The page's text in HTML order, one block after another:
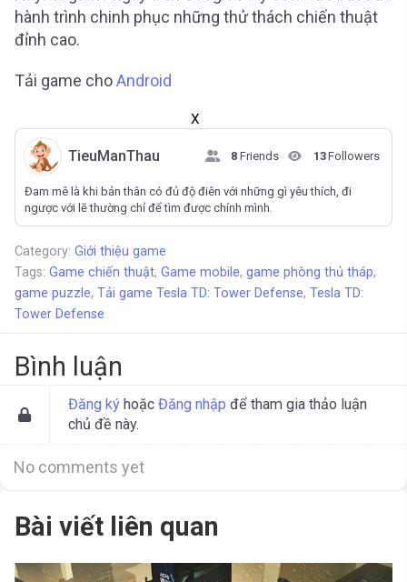
hành trình chinh phục những thử thách chiến thuật
đỉnh cao.
Tải game choAndroid
X
TieuManThau 8 Friends 13Followers
Đam mê là khi bản thân có đủ độ điên với những gì yêu thích, đi
ngược với lẽ thường chỉ để tìm được chính mình.
Category: Giới thiệu game
Tags: Game chiến thuật, Game mobile, game phòng thủ tháp,
game puzzle, Tải game Tesla TD: Tower Defense, Tesla TD:
Tower Defense
Bình luận
Đăng ký hoặc Đăng nhập để tham gia thảo luận
chủ đề này.
No comments yet
Bài viết liên quan